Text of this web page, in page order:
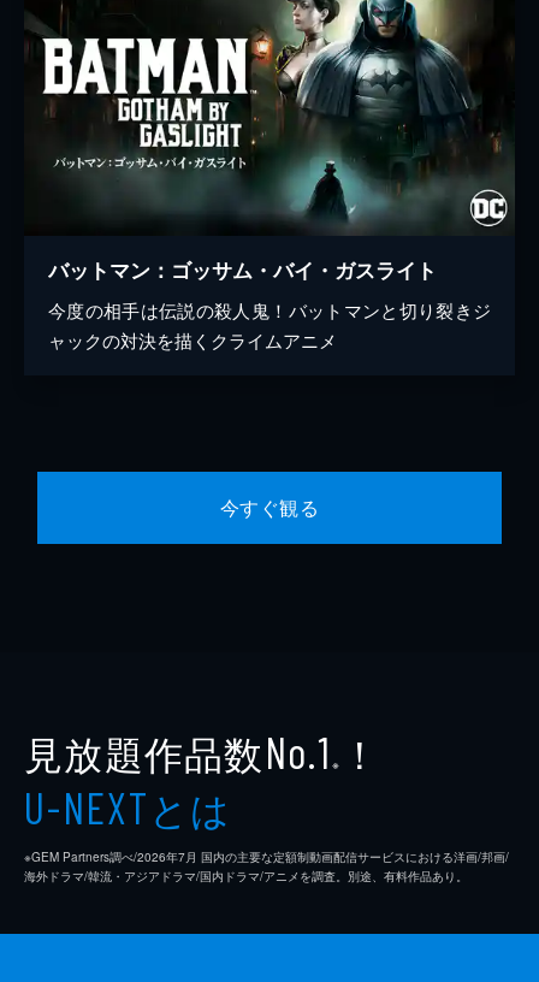
バットマン：ゴッサム・バイ・ガスライト
今度の相手は伝説の殺人鬼！バットマンと切り裂きジ
ャックの対決を描くクライムアニメ
今すぐ観る
見放題作品数No.1 ※ ！
U-NEXTとは
※GEM Partners調べ/2026年7⽉ 国内の主要な定額制動画配信サービスにおける洋画/邦画/
海外ドラマ/韓流・アジアドラマ/国内ドラマ/アニメを調査。別途、有料作品あり。